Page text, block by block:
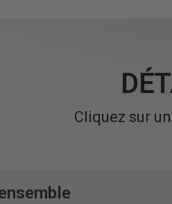
Cliquez sur